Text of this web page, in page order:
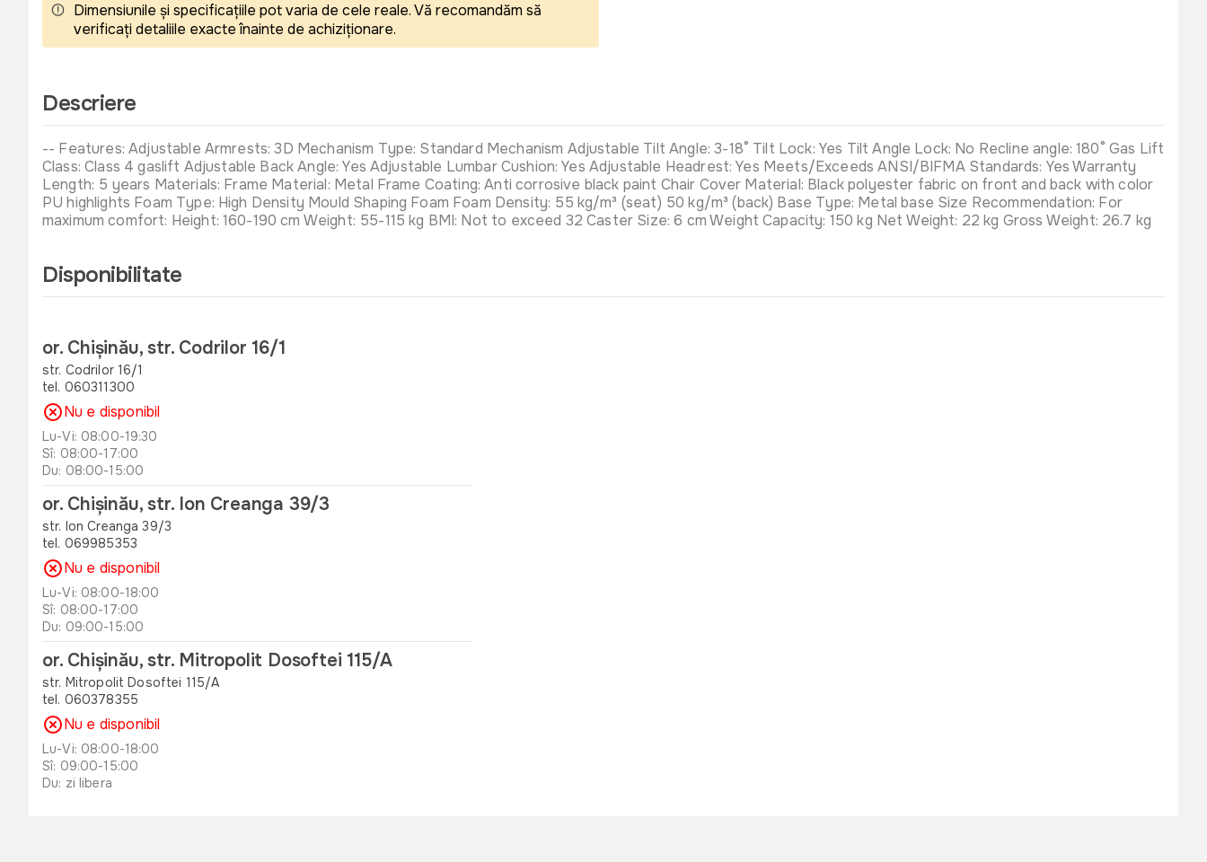
Dimensiunile și specificațiile pot varia de cele reale. Vă recomandăm să
verificați detaliile exacte înainte de achiziționare.
Descriere
-- Features: Adjustable Armrests: 3D Mechanism Type: Standard Mechanism Adjustable Tilt Angle: 3-18° Tilt Lock: Yes Tilt Angle Lock: No Recline angle: 180° Gas Lift
Class: Class 4 gaslift Adjustable Back Angle: Yes Adjustable Lumbar Cushion: Yes Adjustable Headrest: Yes Meets/Exceeds ANSI/BIFMA Standards: Yes Warranty
Length: 5 years Materials: Frame Material: Metal Frame Coating: Anti corrosive black paint Chair Cover Material: Black polyester fabric on front and back with color
PU highlights Foam Type: High Density Mould Shaping Foam Foam Density: 55 kg/m³ (seat) 50 kg/m³ (back) Base Type: Metal base Size Recommendation: For
maximum comfort: Height: 160-190 cm Weight: 55-115 kg BMI: Not to exceed 32 Caster Size: 6 cm Weight Capacity: 150 kg Net Weight: 22 kg Gross Weight: 26.7 kg
Disponibilitate
or. Chișinău, str. Codrilor 16/1
str. Codrilor 16/1
tel. 060311300
Nu e disponibil
Lu-Vi: 08:00-19:30
Sî: 08:00-17:00
Du: 08:00-15:00
or. Chișinău, str. Ion Creanga 39/3
str. Ion Creanga 39/3
tel. 069985353
Nu e disponibil
Lu-Vi: 08:00-18:00
Sî: 08:00-17:00
Du: 09:00-15:00
or. Chișinău, str. Mitropolit Dosoftei 115/A
str. Mitropolit Dosoftei 115/A
tel. 060378355
Nu e disponibil
Lu-Vi: 08:00-18:00
Sî: 09:00-15:00
Du: zi libera